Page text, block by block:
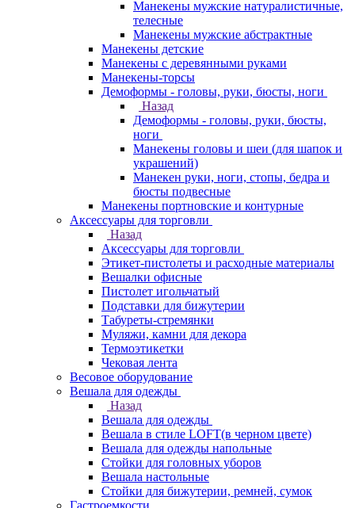
Манекены мужские натуралистичные,
телесные
Манекены мужские абстрактные
Манекены детские
Манекены с деревянными руками
Манекены-торсы
Демоформы - головы, руки, бюсты, ноги
Назад
Демоформы - головы, руки, бюсты,
ноги
Манекены головы и шеи (для шапок и
украшений)
Манекен руки, ноги, стопы, бедра и
бюсты подвесные
Манекены портновские и контурные
Аксессуары для торговли
Назад
Аксессуары для торговли
Этикет-пистолеты и расходные материалы
Вешалки офисные
Пистолет игольчатый
Подставки для бижутерии
Табуреты-стремянки
Муляжи, камни для декора
Термоэтикетки
Чековая лента
Весовое оборудование
Вешала для одежды
Назад
Вешала для одежды
Вешала в стиле LOFT(в черном цвете)
Вешала для одежды напольные
Стойки для головных уборов
Вешала настольные
Cтойки для бижутерии, ремней, сумок
Гастроемкости